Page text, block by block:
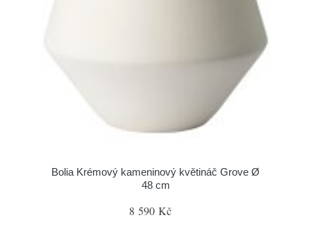
Bolia Krémový kameninový květináč Grove Ø
48 cm
8 590 Kč